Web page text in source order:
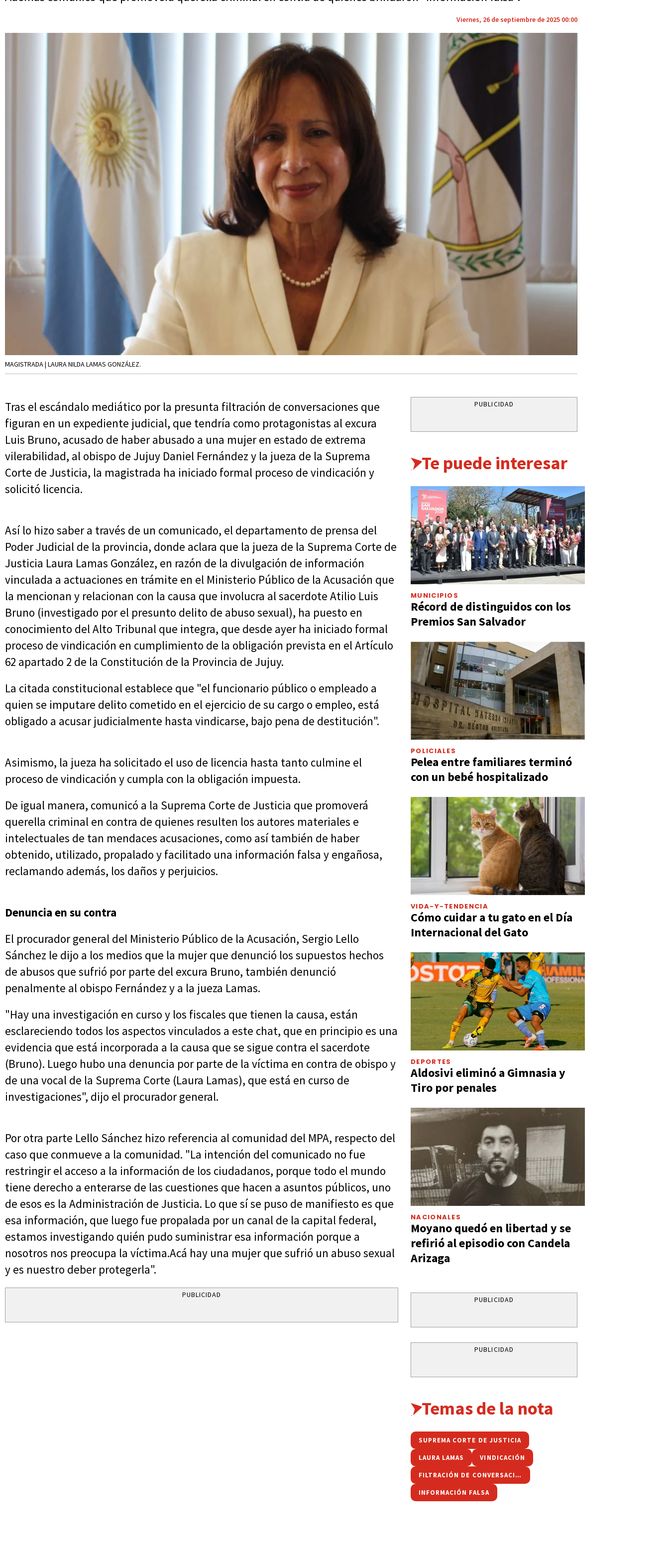
Viernes, 26 de septiembre de 2025 00:00
MAGISTRADA | LAURA NILDA LAMAS GONZÁLEZ.
Tras el escándalo mediático por la presunta filtración de conversaciones que
figuran en un expediente judicial, que tendría como protagonistas al excura
Luis Bruno, acusado de haber abusado a una mujer en estado de extrema
vilerabilidad, al obispo de Jujuy Daniel Fernández y la jueza de la Suprema
Corte de Justicia, la magistrada ha iniciado formal proceso de vindicación y
solicitó licencia.
Así lo hizo saber a través de un comunicado, el departamento de prensa del
Poder Judicial de la provincia, donde aclara que la jueza de la Suprema Corte de
Justicia Laura Lamas González, en razón de la divulgación de información
vinculada a actuaciones en trámite en el Ministerio Público de la Acusación que
la mencionan y relacionan con la causa que involucra al sacerdote Atilio Luis
Bruno (investigado por el presunto delito de abuso sexual), ha puesto en
conocimiento del Alto Tribunal que integra, que desde ayer ha iniciado formal
proceso de vindicación en cumplimiento de la obligación prevista en el Artículo
62 apartado 2 de la Constitución de la Provincia de Jujuy.
La citada constitucional establece que "el funcionario público o empleado a
quien se imputare delito cometido en el ejercicio de su cargo o empleo, está
obligado a acusar judicialmente hasta vindicarse, bajo pena de destitución".
Asimismo, la jueza ha solicitado el uso de licencia hasta tanto culmine el
proceso de vindicación y cumpla con la obligación impuesta.
De igual manera, comunicó a la Suprema Corte de Justicia que promoverá
querella criminal en contra de quienes resulten los autores materiales e
intelectuales de tan mendaces acusaciones, como así también de haber
obtenido, utilizado, propalado y facilitado una información falsa y engañosa,
reclamando además, los daños y perjuicios.
Denuncia en su contra
El procurador general del Ministerio Público de la Acusación, Sergio Lello
Sánchez le dijo a los medios que la mujer que denunció los supuestos hechos
de abusos que sufrió por parte del excura Bruno, también denunció
penalmente al obispo Fernández y a la jueza Lamas.
"Hay una investigación en curso y los fiscales que tienen la causa, están
esclareciendo todos los aspectos vinculados a este chat, que en principio es una
evidencia que está incorporada a la causa que se sigue contra el sacerdote
(Bruno). Luego hubo una denuncia por parte de la víctima en contra de obispo y
de una vocal de la Suprema Corte (Laura Lamas), que está en curso de
investigaciones", dijo el procurador general.
Por otra parte Lello Sánchez hizo referencia al comunidad del MPA, respecto del
caso que conmueve a la comunidad. "La intención del comunicado no fue
restringir el acceso a la información de los ciudadanos, porque todo el mundo
tiene derecho a enterarse de las cuestiones que hacen a asuntos públicos, uno
de esos es la Administración de Justicia. Lo que sí se puso de manifiesto es que
esa información, que luego fue propalada por un canal de la capital federal,
estamos investigando quién pudo suministrar esa información porque a
nosotros nos preocupa la víctima.Acá hay una mujer que sufrió un abuso sexual
y es nuestro deber protegerla".
PUBLICIDAD
PUBLICIDAD
Te puede interesar
MUNICIPIOS
Récord de distinguidos con los
Premios San Salvador
POLICIALES
Pelea entre familiares terminó
con un bebé hospitalizado
VIDA-Y-TENDENCIA
Cómo cuidar a tu gato en el Día
Internacional del Gato
DEPORTES
Aldosivi eliminó a Gimnasia y
Tiro por penales
NACIONALES
Moyano quedó en libertad y se
refirió al episodio con Candela
Arizaga
PUBLICIDAD
PUBLICIDAD
Temas de la nota
SUPREMA CORTE DE JUSTICIA
LAURA LAMAS VINDICACIÓN
FILTRACIÓN DE CONVERSACIONES
INFORMACIÓN FALSA